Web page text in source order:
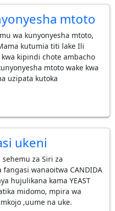
mtoto
wa kunyonyesha mtoto,
kutumia titi lake Ili
kipindi chote ambacho
mtoto wake kwa
uzipata kutoka
ukeni
za Siri za
wanaoitwa CANDIDA
hujulikana kama YEAST
midomo, mpira wa
,uume na uke.